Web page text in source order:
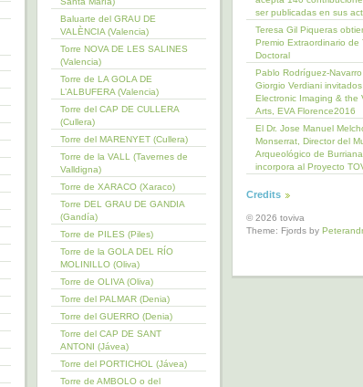
Baluarte del GRAU DE
VALÈNCIA (Valencia)
Torre NOVA DE LES SALINES
(Valencia)
Torre de LA GOLA DE
L’ALBUFERA (Valencia)
Torre del CAP DE CULLERA
(Cullera)
Torre del MARENYET (Cullera)
Torre de la VALL (Tavernes de
Valldigna)
Torre de XARACO (Xaraco)
Torre DEL GRAU DE GANDIA
(Gandía)
Torre de PILES (Piles)
Torre de la GOLA DEL RÍO
MOLINILLO (Oliva)
Torre de OLIVA (Oliva)
Torre del PALMAR (Denia)
Torre del GUERRO (Denia)
Torre del CAP DE SANT
ANTONI (Jávea)
Torre del PORTICHOL (Jávea)
Torre de AMBOLO o del
ser publicadas en sus
Teresa Gil Piqueras
Premio Extraordinario de
Doctoral
Pablo Rodríguez-
Giorgio Verdiani
Electronic Imaging & the
Arts, EVA Florence2016
El Dr. Jose Manuel
Monserrat, Director del
Arqueológico de
incorpora al Proyecto
Credits
© 2026 toviva
Theme: Fjords by